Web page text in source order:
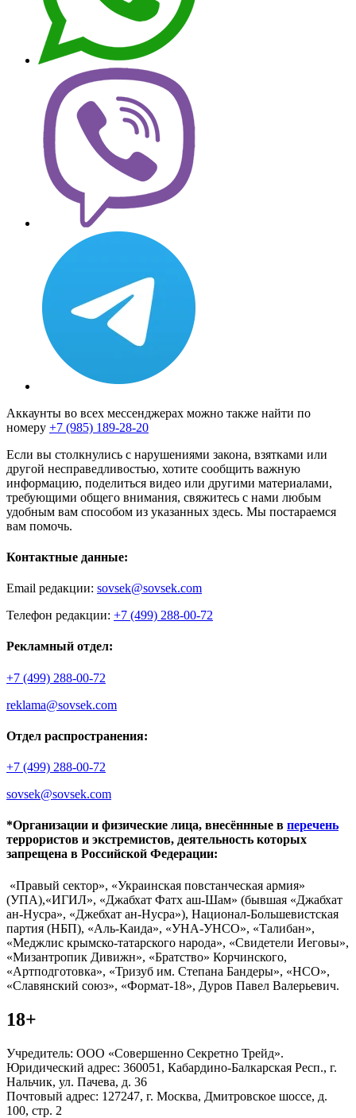
Аккаунты во всех мессенджерах можно также найти по
номеру +7 (985) 189-28-20
Если вы столкнулись с нарушениями закона, взятками или
другой несправедливостью, хотите сообщить важную
информацию, поделиться видео или другими материалами,
требующими общего внимания, свяжитесь с нами любым
удобным вам способом из указанных здесь. Мы постараемся
вам помочь.
Контактные данные:
Email редакции: sovsek@sovsek.com
Телефон редакции: +7 (499) 288-00-72
Рекламный отдел:
+7 (499) 288-00-72
reklama@sovsek.com
Отдел распространения:
+7 (499) 288-00-72
sovsek@sovsek.com
*Организации и физические лица, внесённные в перечень
террористов и экстремистов, деятельность которых
запрещена в Российской Федерации:
«Правый сектор», «Украинская повстанческая армия»
(УПА),«ИГИЛ», «Джабхат Фатх аш-Шам» (бывшая «Джабхат
ан-Нусра», «Джебхат ан-Нусра»), Национал-Большевистская
партия (НБП), «Аль-Каида», «УНА-УНСО», «Талибан»,
«Меджлис крымско-татарского народа», «Свидетели Иеговы»,
«Мизантропик Дивижн», «Братство» Корчинского,
«Артподготовка», «Тризуб им. Степана Бандеры», «НСО»,
«Славянский союз», «Формат-18», Дуров Павел Валерьевич.
18+
Учредитель: ООО «Совершенно Секретно Трейд».
Юридический адрес: 360051, Кабардино-Балкарская Респ., г.
Нальчик, ул. Пачева, д. 36
Почтовый адрес: 127247, г. Москва, Дмитровское шоссе, д.
100, стр. 2